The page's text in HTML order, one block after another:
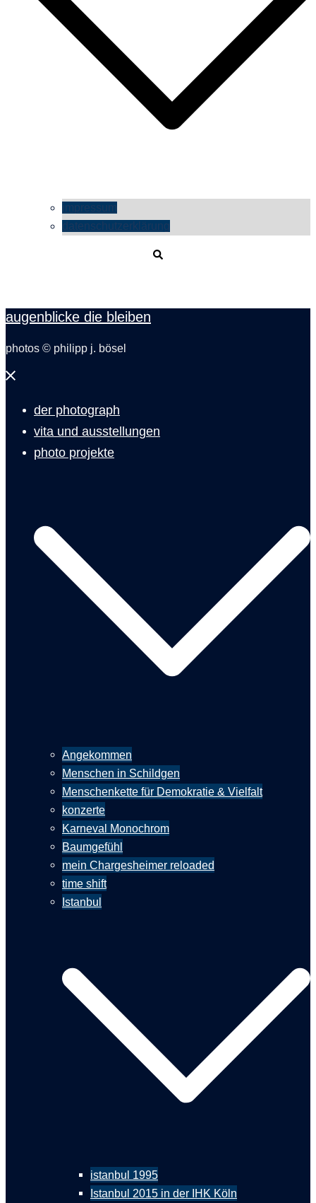
impressum
datenschutzerklärung
augenblicke die bleiben
photos © philipp j. bösel
Menü
der photograph
vita und ausstellungen
photo projekte
Angekommen
Menschen in Schildgen
Menschenkette für Demokratie & Vielfalt
konzerte
Karneval Monochrom
Baumgefühl
mein Chargesheimer reloaded
time shift
Istanbul
istanbul 1995
Istanbul 2015 in der IHK Köln